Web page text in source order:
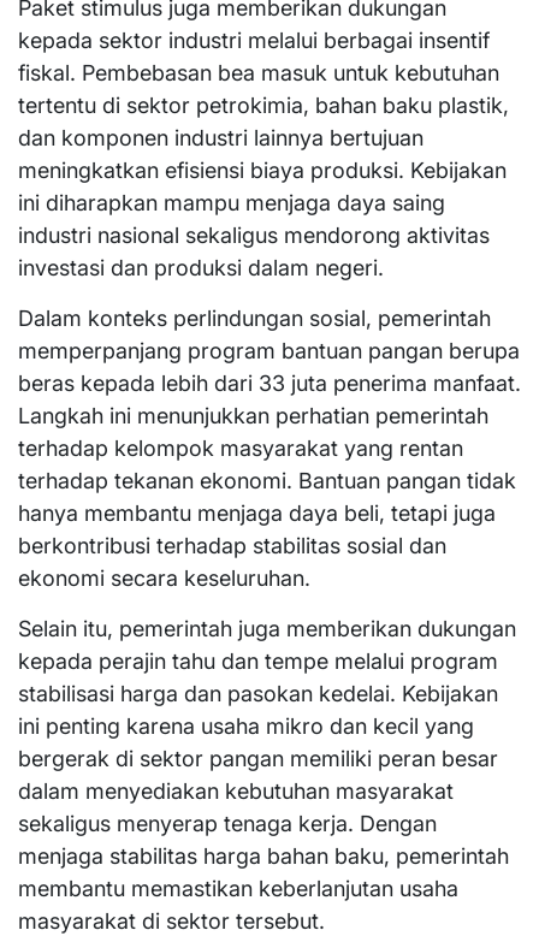
Paket stimulus juga memberikan dukungan
kepada sektor industri melalui berbagai insentif
fiskal. Pembebasan bea masuk untuk kebutuhan
tertentu di sektor petrokimia, bahan baku plastik,
dan komponen industri lainnya bertujuan
meningkatkan efisiensi biaya produksi. Kebijakan
ini diharapkan mampu menjaga daya saing
industri nasional sekaligus mendorong aktivitas
investasi dan produksi dalam negeri.
Dalam konteks perlindungan sosial, pemerintah
memperpanjang program bantuan pangan berupa
beras kepada lebih dari 33 juta penerima manfaat.
Langkah ini menunjukkan perhatian pemerintah
terhadap kelompok masyarakat yang rentan
terhadap tekanan ekonomi. Bantuan pangan tidak
hanya membantu menjaga daya beli, tetapi juga
berkontribusi terhadap stabilitas sosial dan
ekonomi secara keseluruhan.
Selain itu, pemerintah juga memberikan dukungan
kepada perajin tahu dan tempe melalui program
stabilisasi harga dan pasokan kedelai. Kebijakan
ini penting karena usaha mikro dan kecil yang
bergerak di sektor pangan memiliki peran besar
dalam menyediakan kebutuhan masyarakat
sekaligus menyerap tenaga kerja. Dengan
menjaga stabilitas harga bahan baku, pemerintah
membantu memastikan keberlanjutan usaha
masyarakat di sektor tersebut.